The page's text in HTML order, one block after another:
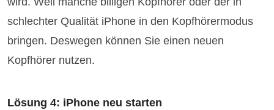
schlechter Qualität iPhone in den Kopfhörermodus
bringen. Deswegen können Sie einen neuen
Kopfhörer nutzen.
Lösung 4: iPhone neu starten